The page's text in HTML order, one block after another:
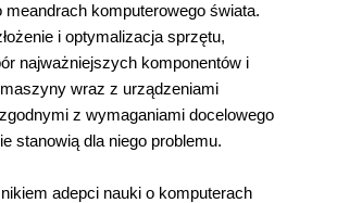
meandrach komputerowego świata.
i optymalizacja sprzętu,
najważniejszych komponentów i
wraz z urządzeniami
z wymaganiami docelowego
stanowią dla niego problemu.
adepci nauki o komputerach